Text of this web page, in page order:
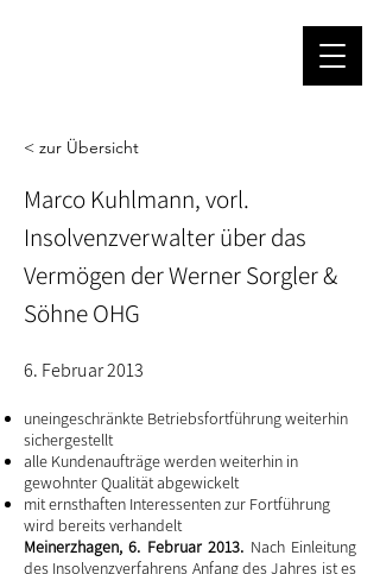
< zur Übersicht
Marco Kuhlmann, vorl.
Insolvenzverwalter über das
Vermögen der Werner Sorgler &
Söhne OHG
6. Februar 2013
uneingeschränkte Betriebsfortführung weiterhin
sichergestellt
alle Kundenaufträge werden weiterhin in
gewohnter Qualität abgewickelt
mit ernsthaften Interessenten zur Fortführung
wird bereits verhandelt
Meinerzhagen, 6. Februar 2013. Nach Einleitung
des Insolvenzverfahrens Anfang des Jahres ist es